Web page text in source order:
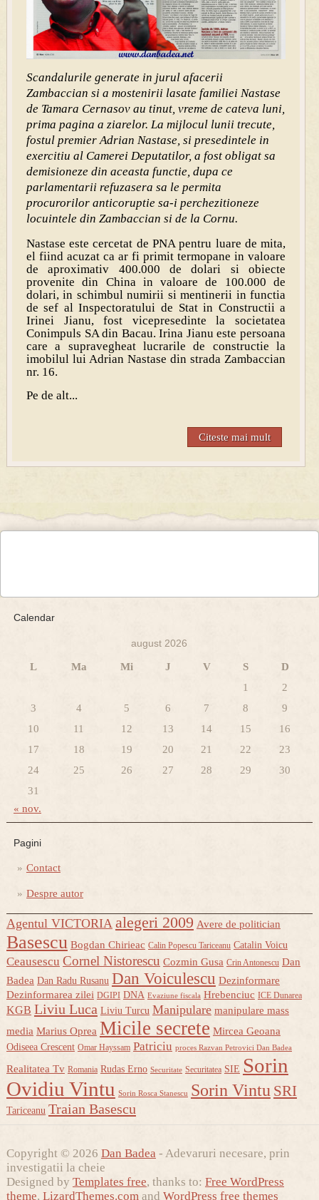
Scandalurile generate in jurul afacerii
Zambaccian si a mostenirii lasate familiei Nastase
de Tamara Cernasov au tinut, vreme de cateva luni,
prima pagina a ziarelor. La mijlocul lunii trecute,
fostul premier Adrian Nastase, si presedintele in
exercitiu al Camerei Deputatilor, a fost obligat sa
demisioneze din aceasta functie, dupa ce
parlamentarii refuzasera sa le permita
procurorilor anticoruptie sa-i perchezitioneze
locuintele din Zambaccian si de la Cornu.
Nastase este cercetat de PNA pentru luare de mita,
el fiind acuzat ca ar fi primit termopane in valoare
de aproximativ 400.000 de dolari si obiecte
provenite din China in valoare de 100.000 de
dolari, in schimbul numirii si mentinerii in functia
de sef al Inspectoratului de Stat in Constructii a
Irinei Jianu, fost vicepresedinte la societatea
Conimpuls SA din Bacau. Irina Jianu este persoana
care a supravegheat lucrarile de constructie la
imobilul lui Adrian Nastase din strada Zambaccian
nr. 16.
Pe de alt...
Citeste mai mult
Calendar
august 2026
L Ma Mi J V S
D
1
2
3
4 5 6 7 8
9
10
11 12 13 14 15
16
17
18 19 20 21 22
23
24
25 26 27 28 29
30
31
« nov.
Pagini
Contact
Despre autor
Agentul VICTORIA alegeri 2009 Avere de politician
Basescu Bogdan Chirieac Calin Popescu Tariceanu Catalin Voicu
Ceausescu Cornel Nistorescu Cozmin Gusa Crin Antonescu Dan
Badea Dan Radu Rusanu Dan Voiculescu Dezinformare
Dezinformarea zilei DGIPI DNA Evaziune fiscala Hrebenciuc ICE Dunarea
KGB Liviu Luca Liviu Turcu Manipulare manipulare mass
media Marius Oprea Micile secrete Mircea Geoana
Odiseea Crescent Omar Hayssam Patriciu proces Razvan Petrovici Dan Badea
Realitatea Tv Romania Rudas Erno Securitate Securitatea SIE Sorin
Ovidiu Vintu Sorin Rosca Stanescu Sorin Vintu SRI
Tariceanu Traian Basescu
Copyright © 2026 Dan Badea - Adevaruri necesare, prin
investigatii la cheie
Designed by Templates free, thanks to: Free WordPress
theme, LizardThemes.comand WordPress free themes